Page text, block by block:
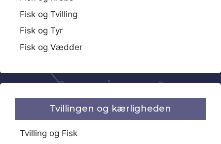
Fisk og Tvilling
Fisk og Tyr
Fisk og Vædder
Tvillingen og kærligheden
Tvilling og Fisk